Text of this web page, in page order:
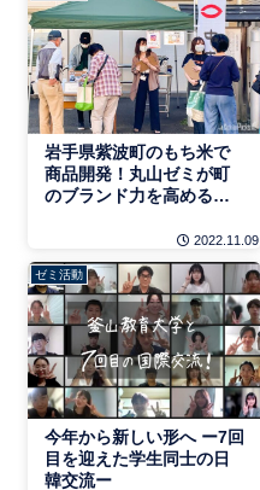
岩手県紫波町のもち米で
商品開発！丸山ゼミが町
のブランド力を高める挑
2022.11.09
ゼミ活動
今年から新しい形へ ー7回
目を迎えた学生同士の日
韓交流ー